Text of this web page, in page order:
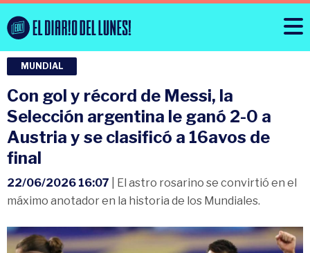
MUNDIAL
Con gol y récord de Messi, la
Selección argentina le ganó 2-0 a
Austria y se clasificó a 16avos de
final
22/06/2026 16:07 | El astro rosarino se convirtió en el
máximo anotador en la historia de los Mundiales.